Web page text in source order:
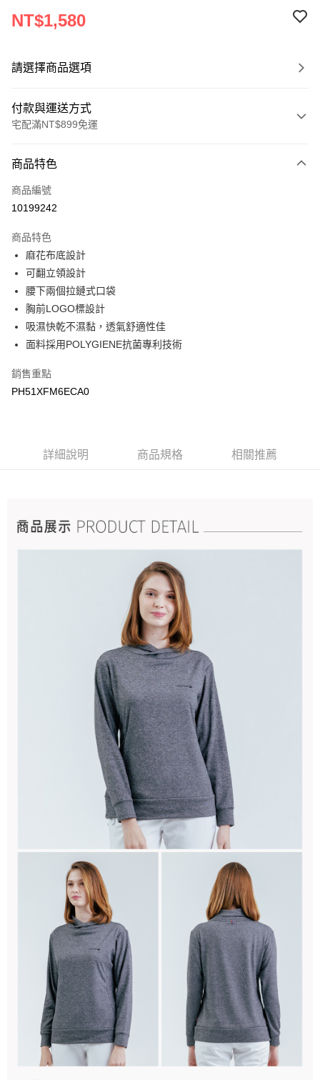
NT$1,580
請選擇商品選項
付款與運送方式
宅配滿NT$899免運
信用卡一次付款
LINE Pay
悠遊付
Google Pay
運送方式
宅配(離島)
商品特色
商品編號
10199242
商品特色
麻花布底設計
可翻立領設計
腰下兩個拉鏈式口袋
胸前LOGO標設計
吸濕快乾不濕黏，透氣舒適性佳
面料採用POLYGIENE抗菌專利技術
銷售重點
PH51XFM6ECA0
詳細說明 商品規格 相關推薦